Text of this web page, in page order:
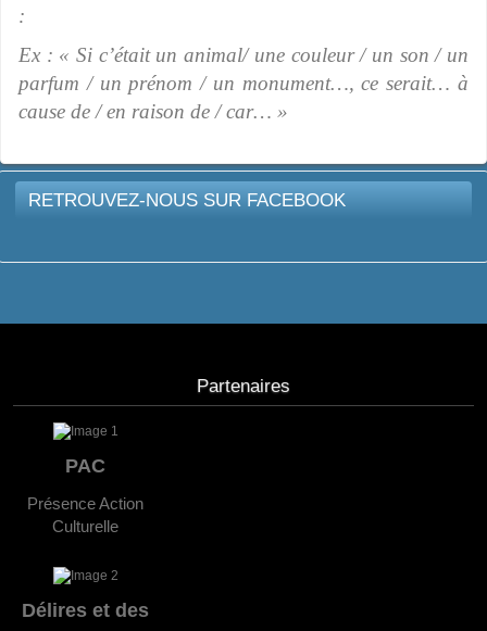
:
Ex : « Si c’était un animal/ une couleur / un son / un
parfum / un prénom / un monument…, ce serait… à
cause de / en raison de / car… »
RETROUVEZ-NOUS SUR FACEBOOK
Partenaires
PAC
Présence Action
Culturelle
Délires et des